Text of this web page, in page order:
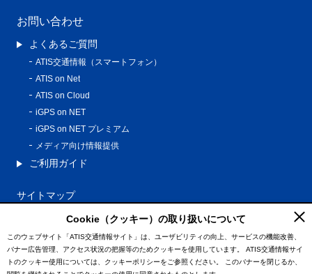
お問い合わせ
よくあるご質問
ATIS交通情報（スマートフォン）
ATIS on Net
ATIS on Cloud
iGPS on NET
iGPS on NET プレミアム
メディア向け情報提供
ご利用ガイド
サイトマップ
プライバシーポリシー
利用規約
特定商取引法に基づく表記
Cookie（クッキー）の取り扱いについて
このウェブサイト「ATIS交通情報サイト」は、ユーザビリティの向上、サービスの機能改善、
バナー広告管理、アクセス状況の把握等のためクッキーを使用しています。
ATIS交通情報サイ
トのクッキー使用については、クッキーポリシーをご参照ください。
このバナーを閉じるか、